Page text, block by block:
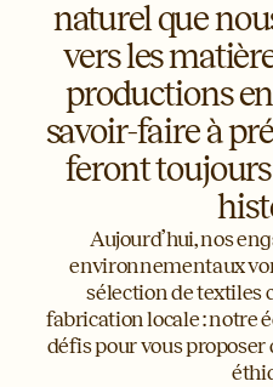
naturel que
vers les
productions
savoir-faire à
feront
Aujourd’hui, nos
environnementaux
sélection de textiles
fabrication locale : notre
défis pour vous